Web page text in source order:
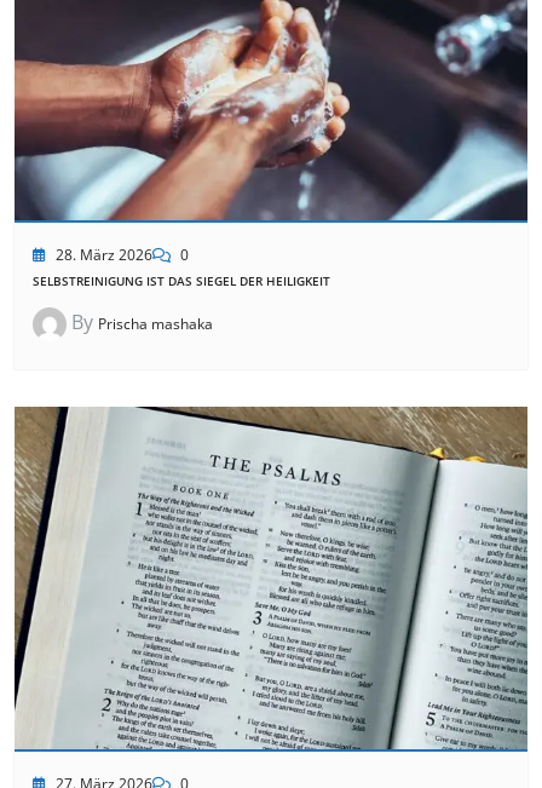
28. März 2026 0
SELBSTREINIGUNG IST DAS SIEGEL DER HEILIGKEIT
By Prischa mashaka
27. März 2026 0